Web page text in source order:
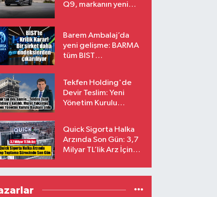
Q9, markanın yeni
Barem Ambalaj’da
yeni gelişme: BARMA
tüm BIST
Tekfen Holding'de
Devir Teslim: Yeni
Yönetim Kurulu
Quick Sigorta Halka
Arzında Son Gün: 3,7
Milyar TL’lik Arz İçin
Eriyor